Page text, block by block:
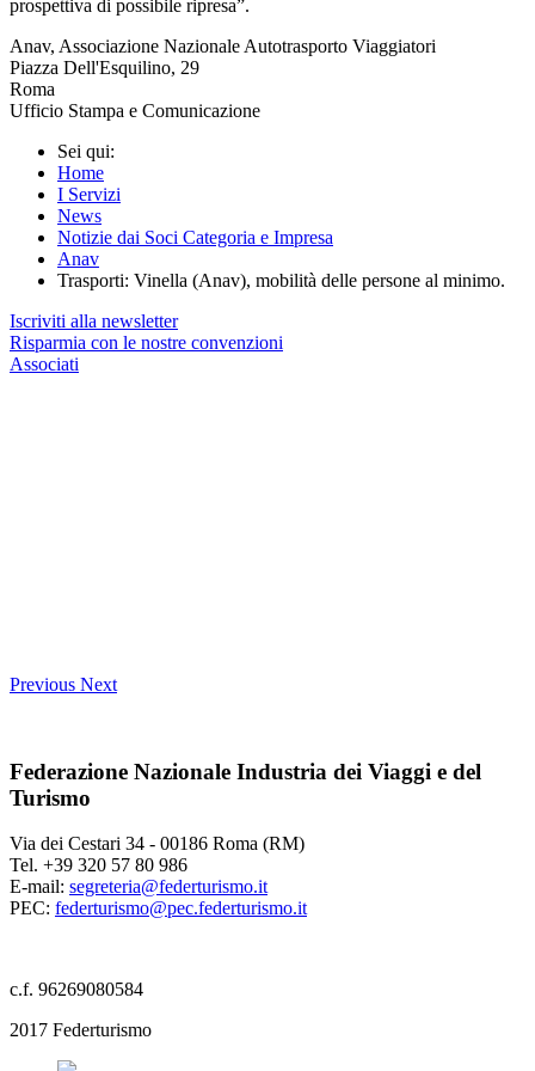
prospettiva di possibile ripresa”.
Anav, Associazione Nazionale Autotrasporto Viaggiatori
Piazza Dell'Esquilino, 29
Roma
Ufficio Stampa e Comunicazione
Sei qui:
Home
I Servizi
News
Notizie dai Soci Categoria e Impresa
Anav
Trasporti: Vinella (Anav), mobilità delle persone al minimo.
Iscriviti alla newsletter
Risparmia con le nostre convenzioni
Associati
Previous Next
Federazione Nazionale Industria dei Viaggi e del
Turismo
Via dei Cestari 34 - 00186 Roma (RM)
Tel. +39 320 57 80 986
E-mail: segreteria@federturismo.it
PEC: federturismo@pec.federturismo.it
c.f. 96269080584
2017 Federturismo